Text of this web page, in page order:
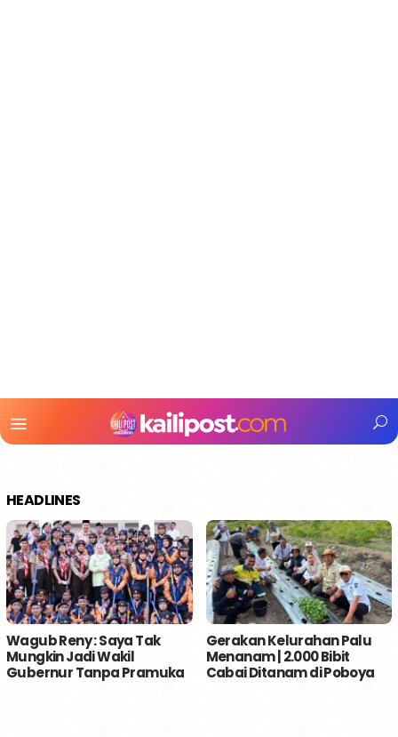
Mobile
HEADLINES
Wagub Reny : Saya Tak
Mungkin Jadi Wakil
Gubernur Tanpa Pramuka
Gerakan Kelurahan Palu
Menanam | 2.000 Bibit
Cabai Ditanam di Poboya